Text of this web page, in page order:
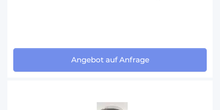
Angebot auf Anfrage